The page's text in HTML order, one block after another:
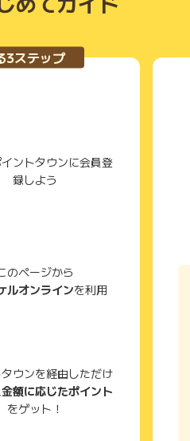
3ステップ
ントタウンに会員登
録しよう
のページから
ルオンラインを利用
ウンを経由しただけ
額に応じたポイント
をゲット！